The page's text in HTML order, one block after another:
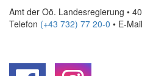
Amt der Oö. Landesregierung •
Telefon (+43 732) 77 20-0 • E-Mail